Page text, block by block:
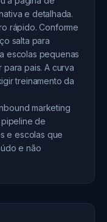
e detalhada.
rápido. Conforme
salta para
escolas pequenas
pais. A curva
treinamento da
marketing
de
e escolas que
e não